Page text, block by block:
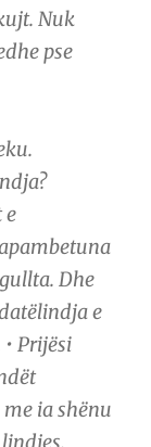
Nuk
pse
e
Dhe
e
Prijësi
ia shënu